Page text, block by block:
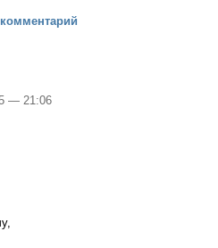
Силуан Афонский)
— 21:06